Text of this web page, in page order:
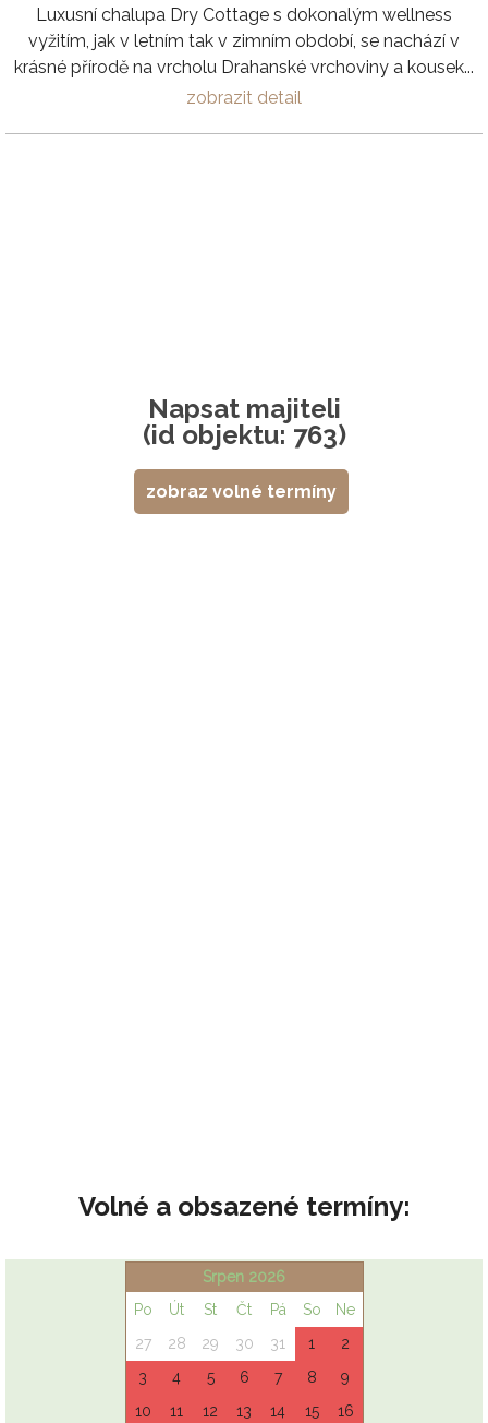
Luxusní chalupa Dry Cottage s dokonalým wellness
vyžitím, jak v letním tak v zimním období, se nachází v
krásné přírodě na vrcholu Drahanské vrchoviny a kousek...
zobrazit detail
Napsat majiteli
(id objektu: 763)
zobraz volné termíny
Volné a obsazené termíny: